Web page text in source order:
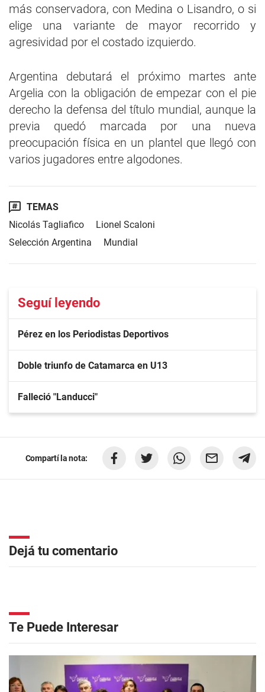
más conservadora, con Medina o Lisandro, o si
elige una variante de mayor recorrido y
agresividad por el costado izquierdo.
Argentina debutará el próximo martes ante
Argelia con la obligación de empezar con el pie
derecho la defensa del título mundial, aunque la
previa quedó marcada por una nueva
preocupación física en un plantel que llegó con
varios jugadores entre algodones.
TEMAS
Nicolás Tagliafico
Lionel Scaloni
Selección Argentina
Mundial
Seguí leyendo
Pérez en los Periodistas Deportivos
Doble triunfo de Catamarca en U13
Falleció "Landucci"
Compartí la nota:
Dejá tu comentario
Te Puede Interesar